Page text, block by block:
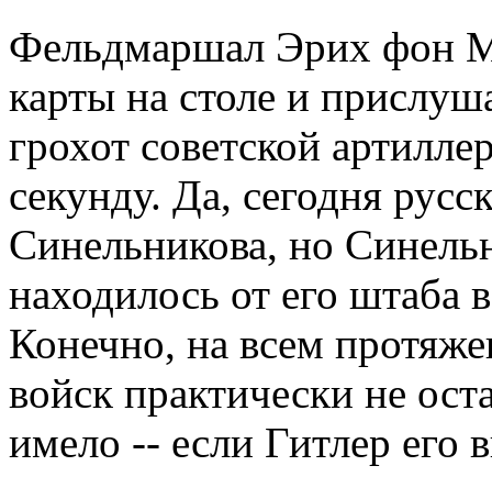
Фельдмаршал Эрих фон
карты на столе и
грохот советской
секунду. Да, сегодня
Синельникова, но
находилось от его штаба
Конечно, на всем
войск практически не
имело -- если Гитлер его